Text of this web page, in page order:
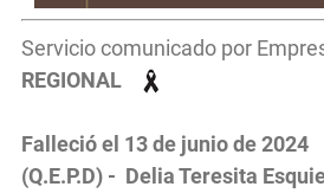
Servicio comunicado por
REGIONAL
Falleció el 13 de junio de 2024
(Q.E.P.D) - Delia Teresita